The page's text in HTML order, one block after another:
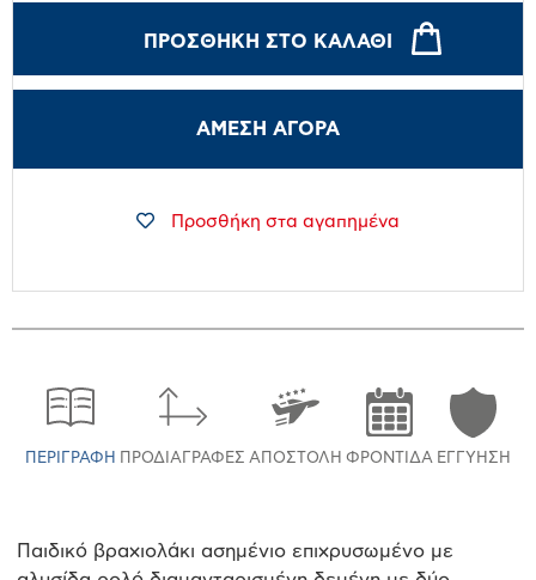
ΠΡΟΣΘΉΚΗ ΣΤΟ ΚΑΛΆΘΙ
ΑΜΕΣΗ ΑΓΟΡΑ
Προσθήκη στα αγαπημένα
ΠΕΡΙΓΡΑΦΉ ΠΡΟΔΙΑΓΡΑΦΈΣ ΑΠΟΣΤΟΛΉ ΦΡΟΝΤΊΔΑ ΕΓΓΎΗΣΗ
Παιδικό βραχιολάκι ασημένιο επιχρυσωμένο με